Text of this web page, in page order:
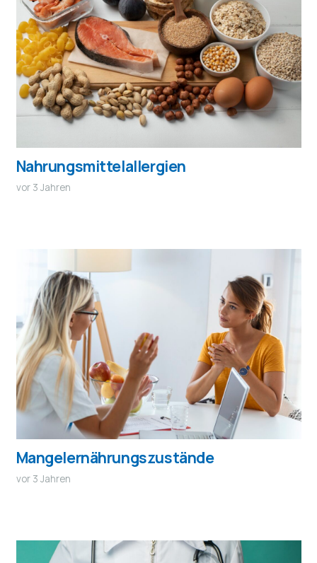
Nahrungsmittelallergien
vor 3 Jahren
Mangelernährungszustände
vor 3 Jahren